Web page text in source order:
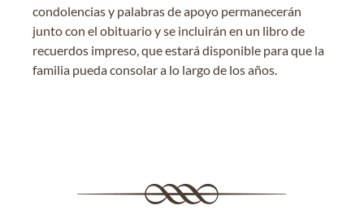
condolencias y palabras de apoyo permanecerán
junto con el obituario y se incluirán en un libro de
recuerdos impreso, que estará disponible para que la
familia pueda consolar a lo largo de los años.